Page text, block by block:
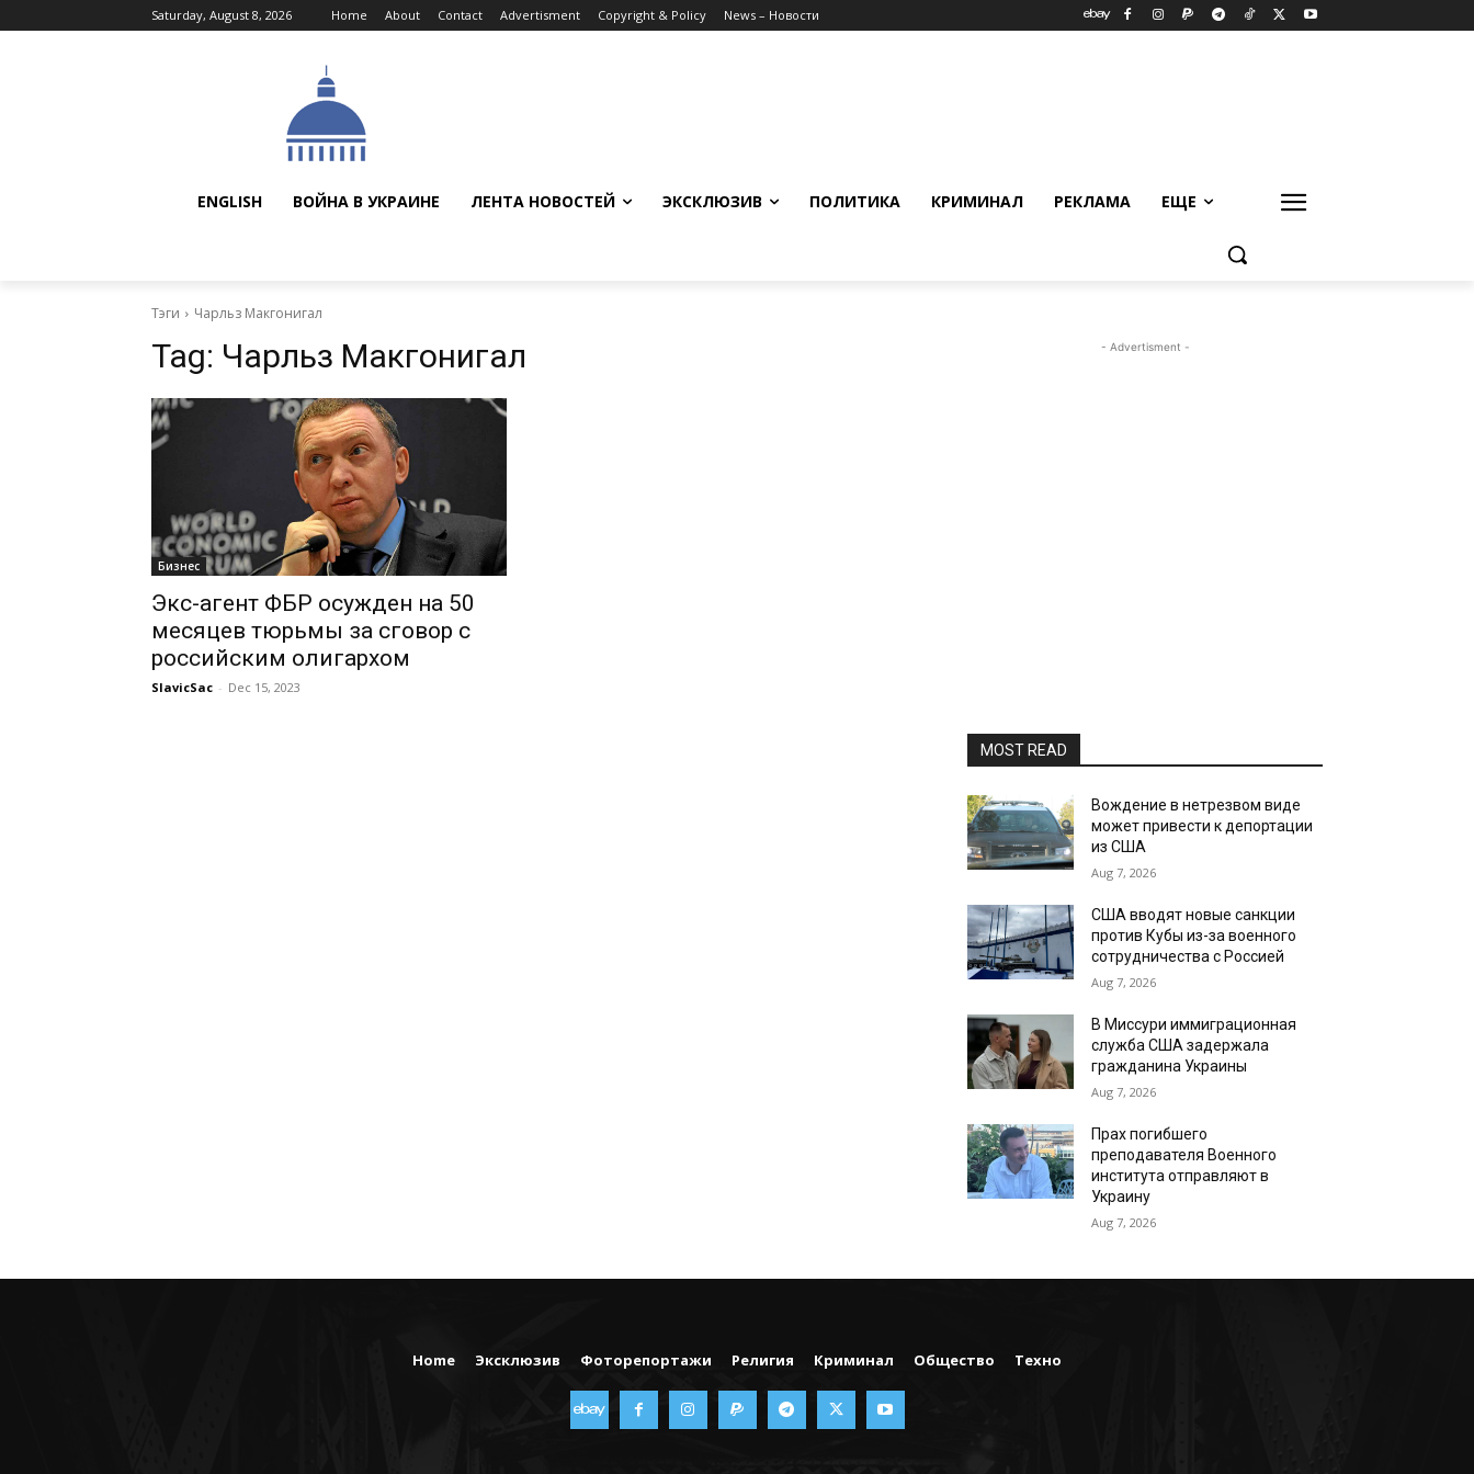
Saturday, August 8, 2026 Home About Contact Advertisment Copyright & Policy News – Новости
ENGLISH ВОЙНА В УКРАИНЕ ЛЕНТА НОВОСТЕЙ ЭКСКЛЮЗИВ ПОЛИТИКА КРИМИНАЛ РЕКЛАМА ЕЩЕ
Тэги Чарльз Макгонигал
Tag: Чарльз Макгонигал
Бизнес
Экс-агент ФБР осужден на 50
месяцев тюрьмы за сговор с
российским олигархом
SlavicSac - Dec 15, 2023
- Advertisment -
MOST READ
Вождение в нетрезвом виде
может привести к депортации
из США
Aug 7, 2026
США вводят новые санкции
против Кубы из-за военного
сотрудничества с Россией
Aug 7, 2026
В Миссури иммиграционная
служба США задержала
гражданина Украины
Aug 7, 2026
Прах погибшего
преподавателя Военного
института отправляют в
Украину
Aug 7, 2026
Home Эксклюзив Фоторепортажи Религия Криминал Общество Техно